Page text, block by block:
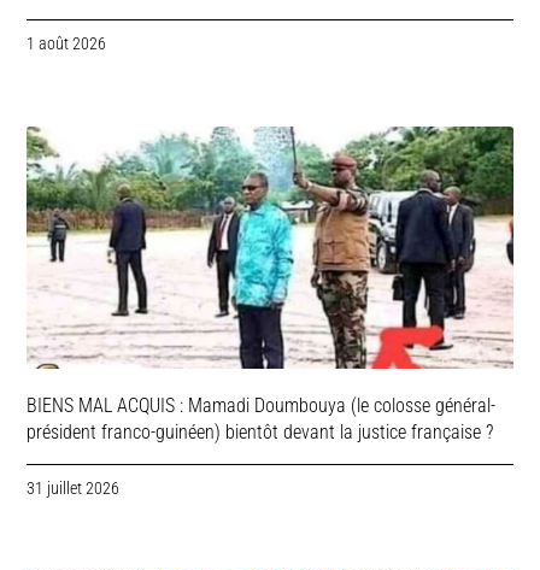
1 août 2026
BIENS MAL ACQUIS : Mamadi Doumbouya (le colosse général-
président franco-guinéen) bientôt devant la justice française ?
31 juillet 2026